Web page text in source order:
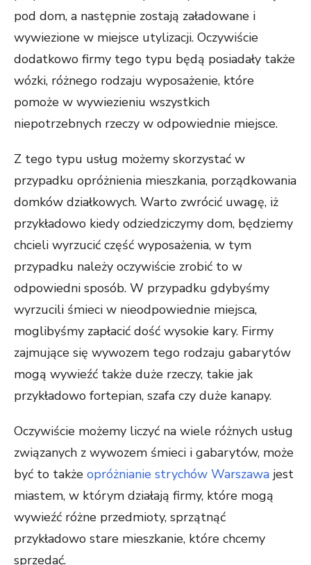
pod dom, a następnie zostają załadowane i
wywiezione w miejsce utylizacji. Oczywiście
dodatkowo firmy tego typu będą posiadały także
wózki, różnego rodzaju wyposażenie, które
pomoże w wywiezieniu wszystkich
niepotrzebnych rzeczy w odpowiednie miejsce.
Z tego typu usług możemy skorzystać w
przypadku opróżnienia mieszkania, porządkowania
domków działkowych. Warto zwrócić uwagę, iż
przykładowo kiedy odziedziczymy dom, będziemy
chcieli wyrzucić część wyposażenia, w tym
przypadku należy oczywiście zrobić to w
odpowiedni sposób. W przypadku gdybyśmy
wyrzucili śmieci w nieodpowiednie miejsca,
moglibyśmy zapłacić dość wysokie kary. Firmy
zajmujące się wywozem tego rodzaju gabarytów
mogą wywieźć także duże rzeczy, takie jak
przykładowo fortepian, szafa czy duże kanapy.
Oczywiście możemy liczyć na wiele różnych usług
związanych z wywozem śmieci i gabarytów, może
być to także opróżnianie strychów Warszawa jest
miastem, w którym działają firmy, które mogą
wywieźć różne przedmioty, sprzątnąć
przykładowo stare mieszkanie, które chcemy
sprzedać.